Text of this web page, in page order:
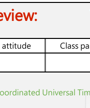
attitude Class
Universal